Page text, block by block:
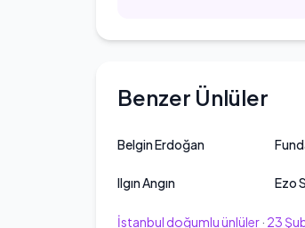
Benzer Ünlüler
Belgin Erdoğan
Ilgın Angın Ezo
İstanbul doğumlu ünlüler· 23